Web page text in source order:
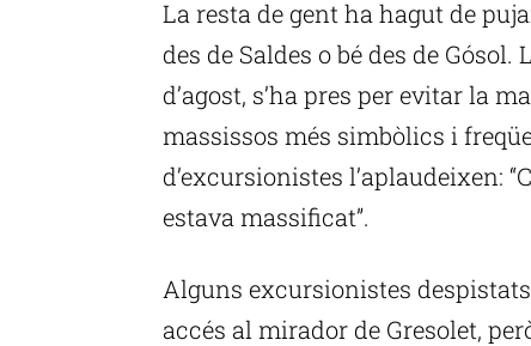
La resta de gent ha hagut de
des de Saldes o bé des de Gósol.
d’agost, s’ha pres per evitar la
massissos més simbòlics i
d’excursionistes l’aplaudeixen:
estava massificat”.
Alguns excursionistes
accés al mirador de Gresolet,